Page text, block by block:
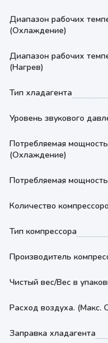
Диапазон рабочих
(Охлаждение)
Диапазон рабочих
(Нагрев)
Тип хладагента
Уровень звукового
Потребляемая мощность
(Охлаждение)
Потребляемая
Количество
Тип компрессора
Производитель
Чистый вес/Вес в
Расход воздуха. (Макс.
Заправка хладагента